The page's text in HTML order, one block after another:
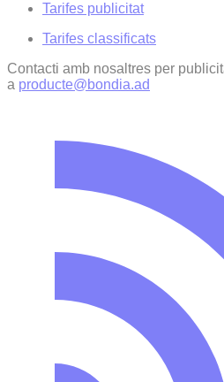
Tarifes publicitat
Tarifes classificats
Contacti amb nosaltres per
a producte@bondia.ad